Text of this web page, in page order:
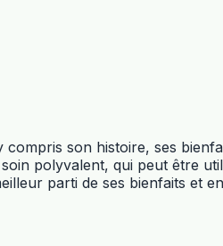
son histoire, ses
polyvalent, qui peut être
parti de ses bienfaits et